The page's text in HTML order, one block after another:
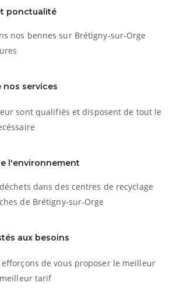
ponctualité
nos bennes sur Brétigny-sur-Orge
nos services
sont qualifiés et disposent de tout le
l'environnement
dans des centres de recyclage
de Brétigny-sur-Orge
aux besoins
efforçons de vous proposer le meilleur
tarif